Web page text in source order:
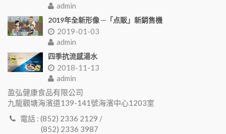
admin
2019年全新形像 ─「点販」新銷售機
2019-01-03
admin
四季抗流感湯水
2018-11-13
admin
盈弘健康食品有限公司
九龍觀塘海濱道139-141號海濱中心1203室
電話 : (852) 2336 2129 /
(852) 2336 3987